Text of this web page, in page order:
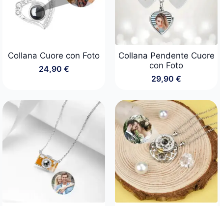
Collana Cuore con Foto
24,90 €
Collana Pendente Cuore
con Foto
29,90 €